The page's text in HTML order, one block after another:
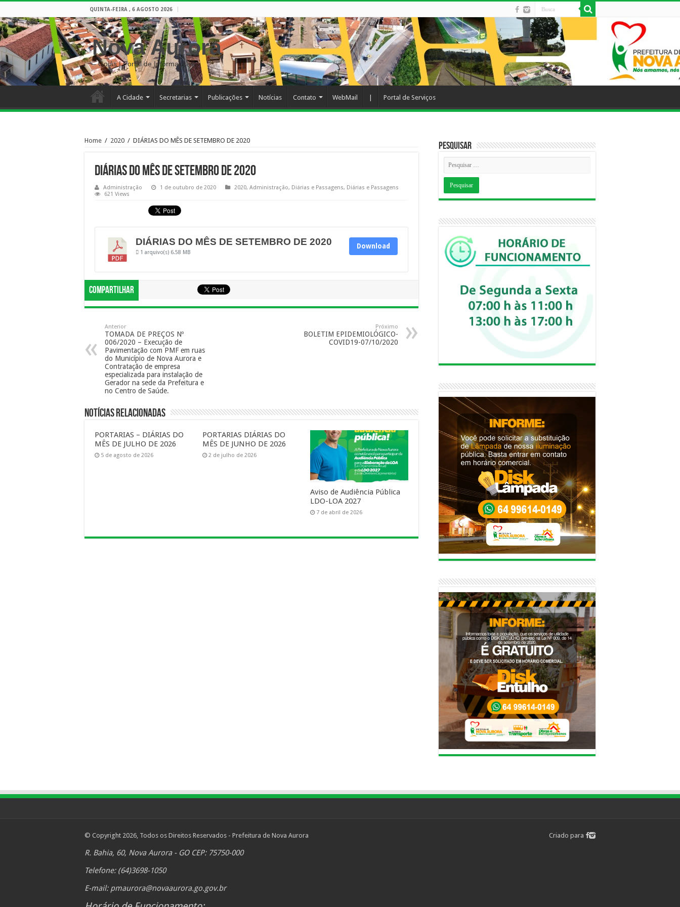
QUINTA-FEIRA , 6 AGOSTO 2026
Nova Aurora
– Goiás | Portal de Informações
A Cidade Secretarias Publicações Notícias Contato WebMail Portal de Serviços
Home / 2020 / DIÁRIAS DO MÊS DE SETEMBRO DE 2020
DIÁRIAS DO MÊS DE SETEMBRO DE 2020
Administração 1 de outubro de 2020 2020, Administração, Diárias e Passagens, Diárias e Passagens
621 Views
DIÁRIAS DO MÊS DE SETEMBRO DE 2020
1 arquivo(s) 6.58 MB
Download
Compartilhar
Anterior
TOMADA DE PREÇOS Nº
006/2020 – Execução de
Pavimentação com PMF em ruas
do Município de Nova Aurora e
Contratação de empresa
especializada para instalação de
Gerador na sede da Prefeitura e
no Centro de Saúde.
Próximo
BOLETIM EPIDEMIOLÓGICO-
COVID19-07/10/2020
Notícias Relacionadas
PORTARIAS – DIÁRIAS DO
MÊS DE JULHO DE 2026
5 de agosto de 2026
PORTARIAS DIÁRIAS DO
MÊS DE JUNHO DE 2026
2 de julho de 2026
Aviso de Audiência Pública
LDO-LOA 2027
7 de abril de 2026
Pesquisar
Criado para
© Copyright 2026, Todos os Direitos Reservados - Prefeitura de Nova Aurora
R. Bahia, 60, Nova Aurora - GO CEP: 75750-000
Telefone: (64)3698-1050
E-mail: pmaurora@novaaurora.go.gov.br